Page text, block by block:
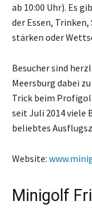
ab 10:00 Uhr). Es
der Essen,
stärken oder
Besucher sind
Meersburg dabei
Trick beim
seit Juli 2014 viele
beliebtes
Website:
Minigolf